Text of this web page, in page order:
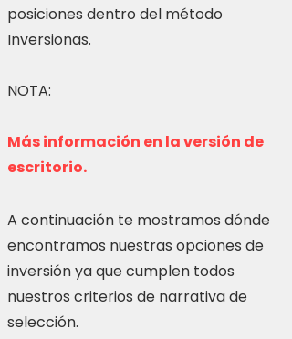
posiciones dentro del método
Inversionas.
NOTA:
Más información en la versión de
escritorio.
A continuación te mostramos dónde
encontramos nuestras opciones de
inversión ya que cumplen todos
nuestros criterios de narrativa de
selección.